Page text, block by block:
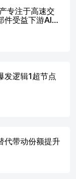
支大幅增长和国产方
换芯片有望快速增
交换机成本
交换芯片市场规模
随着以太网交换机成
左右。运营商方面，
，这个交换机由4颗
板上光电共封装
专注于高速交
件受益下游AI需
战略布局商业
发逻辑1超节点
代带动份额提升